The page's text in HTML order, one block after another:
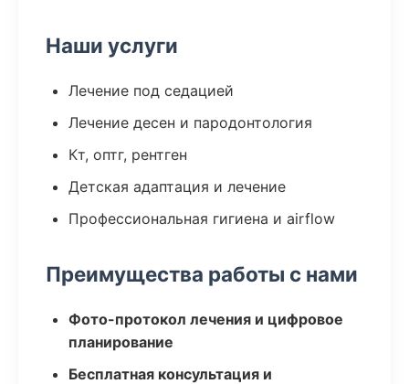
Наши услуги
Лечение под седацией
Лечение десен и пародонтология
Кт, оптг, рентген
Детская адаптация и лечение
Профессиональная гигиена и airflow
Преимущества работы с нами
Фото-протокол лечения и цифровое
планирование
Бесплатная консультация и